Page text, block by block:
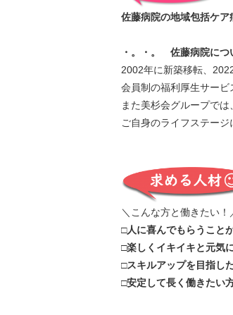
佐藤病院の地域包括ケア
・。・。 佐藤病院につ
2002年に新築移転、
会員制の福利厚生サービ
また美杉会グループで
ご自身のライフステージ
＼こんな方と働きたい！
□人に喜んでもらうこと
□楽しくイキイキと元気
□スキルアップを目指し
□安定して長く働きたい